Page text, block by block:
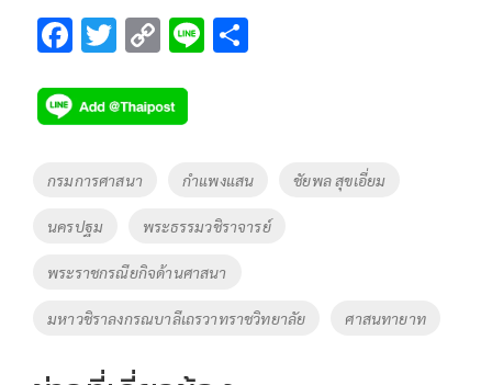
F
e
b
o
o
k
T
tt
er
C
p
y
Li
k
Li
Tags
กรมการศาสนา กำแพงแสน ชัยพล สุขเอี่ยม
นครปฐม พระธรรมวชิราจารย์
พระราชกรณียกิจด้านศาสนา
มหาวชิราลงกรณบาลีเถรวาทราชวิทยาลัย ศาสนทายาท